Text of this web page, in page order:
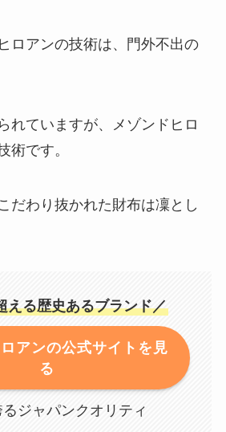
ロアンの技術は、門外不出の
れていますが、メゾンドヒロ
術です。
だわり抜かれた財布は凜とし
える歴史あるブランド／
アンの公式サイトを見
る
ジャパンクオリティ